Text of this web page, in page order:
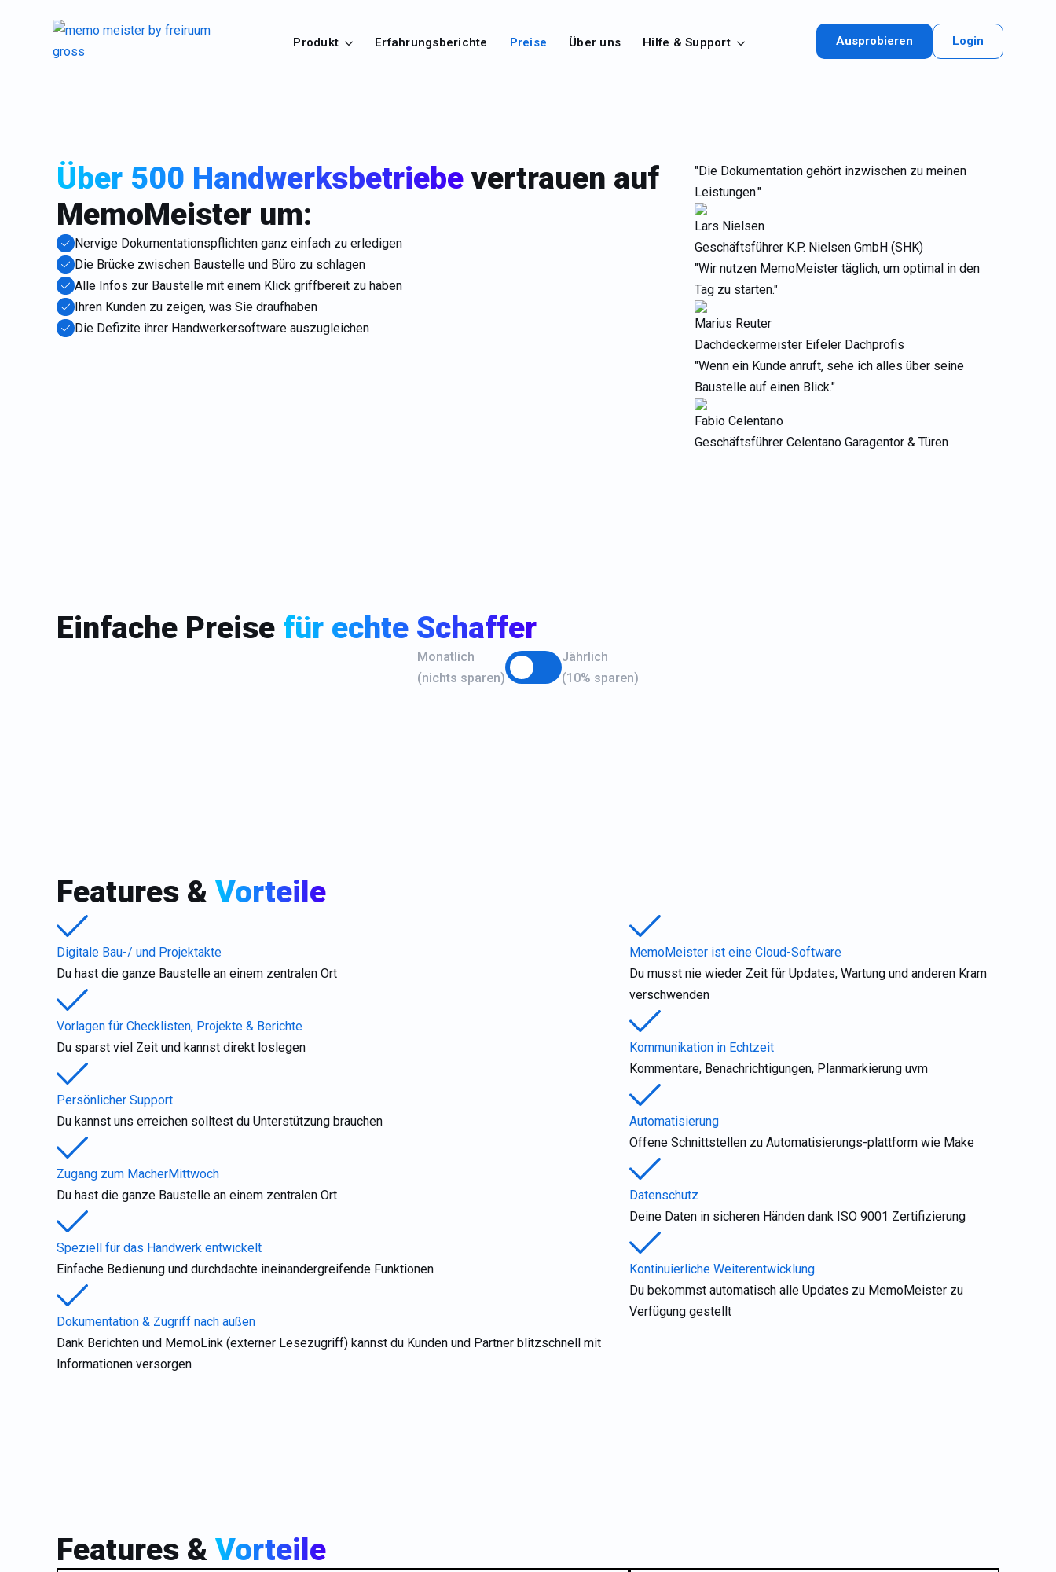
Produkt Erfahrungsberichte Preise Über uns Hilfe & Support Ausprobieren Login
Über 500 Handwerksbetriebe vertrauen auf
MemoMeister um:
Nervige Dokumentationspflichten ganz einfach zu erledigen
Die Brücke zwischen Baustelle und Büro zu schlagen
Alle Infos zur Baustelle mit einem Klick griffbereit zu haben
Ihren Kunden zu zeigen, was Sie draufhaben
Die Defizite ihrer Handwerkersoftware auszugleichen
"Die Dokumentation gehört inzwischen zu meinen
Leistungen."
Lars Nielsen
Geschäftsführer K.P. Nielsen GmbH (SHK)
"Wir nutzen MemoMeister täglich, um optimal in den
Tag zu starten."
Marius Reuter
Dachdeckermeister Eifeler Dachprofis
"Wenn ein Kunde anruft, sehe ich alles über seine
Baustelle auf einen Blick."
Fabio Celentano
Geschäftsführer Celentano Garagentor & Türen
Einfache Preise für echte Schaffer
Monatlich
(nichts sparen)
Jährlich
(10% sparen)
Features & Vorteile
Digitale Bau-/ und Projektakte
Du hast die ganze Baustelle an einem zentralen Ort
Vorlagen für Checklisten, Projekte & Berichte
Du sparst viel Zeit und kannst direkt loslegen
Persönlicher Support
Du kannst uns erreichen solltest du Unterstützung brauchen
Zugang zum MacherMittwoch
Du hast die ganze Baustelle an einem zentralen Ort
Speziell für das Handwerk entwickelt
Einfache Bedienung und durchdachte ineinandergreifende Funktionen
Dokumentation & Zugriff nach außen
Dank Berichten und MemoLink (externer Lesezugriff) kannst du Kunden und Partner blitzschnell mit
Informationen versorgen
MemoMeister ist eine Cloud-Software
Du musst nie wieder Zeit für Updates, Wartung und anderen Kram
verschwenden
Kommunikation in Echtzeit
Kommentare, Benachrichtigungen, Planmarkierung uvm
Automatisierung
Offene Schnittstellen zu Automatisierungs-plattform wie Make
Datenschutz
Deine Daten in sicheren Händen dank ISO 9001 Zertifizierung
Kontinuierliche Weiterentwicklung
Du bekommst automatisch alle Updates zu MemoMeister zu
Verfügung gestellt
Features & Vorteile